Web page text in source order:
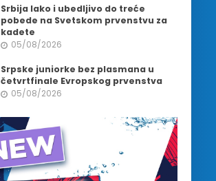
Srbija lako i ubedljivo do treće
pobede na Svetskom prvenstvu za
kadete
05/08/2026
Srpske juniorke bez plasmana u
četvrtfinale Evropskog prvenstva
05/08/2026